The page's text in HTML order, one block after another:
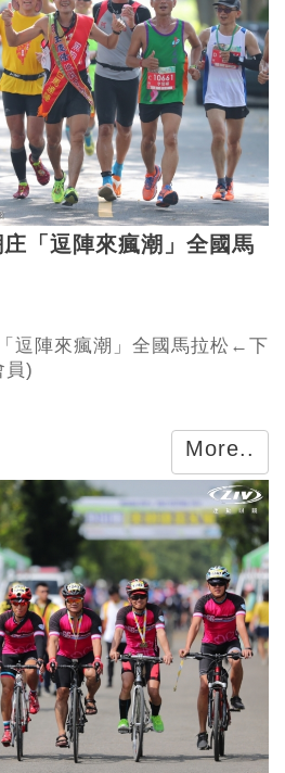
「逗陣來瘋潮」全國馬
逗陣來瘋潮」全國馬拉松←下
員)
More..